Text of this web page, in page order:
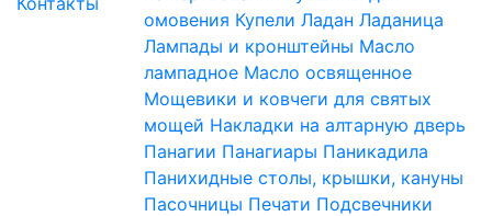
омовения Купели Ладан Ладаница
Лампады и кронштейны Масло
лампадное Масло освященное
Мощевики и ковчеги для святых
мощей Накладки на алтарную дверь
Панагии Панагиары Паникадила
Панихидные столы, крышки, кануны
Пасочницы Печати Подсвечники